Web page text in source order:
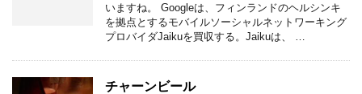
いますね。 Googleは、フィンランドのヘルシンキ
を拠点とするモバイルソーシャルネットワーキング
プロバイダJaikuを買収する。Jaikuは、 …
チャーンビール